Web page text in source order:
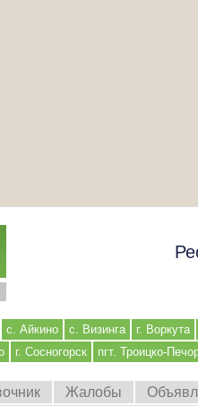
с. Айкино с. Визинга г. Воркута
г. Сосногорск пгт. Троицко-
Жалобы